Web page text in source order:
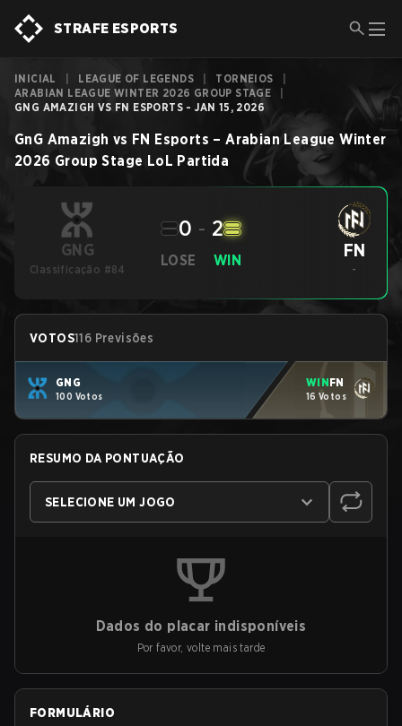
STRAFE ESPORTS
INICIAL LEAGUE OF LEGENDS TORNEIOS
ARABIAN LEAGUE WINTER 2026 GROUP STAGE
GNG AMAZIGH VS FN ESPORTS - JAN 15, 2026
GnG Amazigh vs FN Esports –Arabian League Winter
2026 Group Stage LoL Partida
GNG
Classificação #84
LOSE
0 - 2
WIN FN
-
VOTOS116 Previsões
GNG
100 Votos
WINFN
16 Votos
RESUMO DA PONTUAÇÃO
SELECIONE UM JOGO
Dados do placar indisponíveis
Por favor, volte mais tarde
FORMULÁRIO